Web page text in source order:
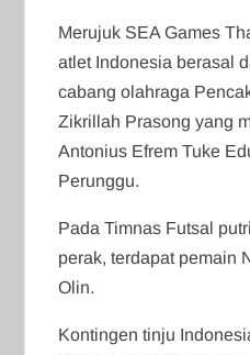
Merujuk SEA Games
atlet Indonesia berasal
cabang olahraga
Zikrillah Prasong yang
Antonius Efrem Tuke
Perunggu.
Pada Timnas Futsal
perak, terdapat pemain
Olin.
Kontingen tinju